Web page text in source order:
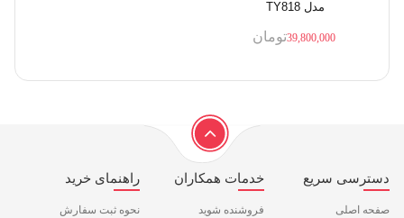
مدل TY818
تومان
دسترسی سریع
صفحه اصلی
خدمات همکاران
فروشنده شوید
راهنمای خرید
نحوه ثبت سفارش